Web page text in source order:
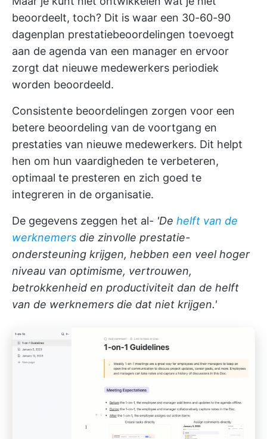
beoordeelt, toch? Dit is waar een 30-60-90
dagenplan prestatiebeoordelingen toevoegt
aan de agenda van een manager en ervoor
zorgt dat nieuwe medewerkers periodiek
worden beoordeeld.
Consistente beoordelingen zorgen voor een
betere beoordeling van de voortgang en
prestaties van nieuwe medewerkers. Dit helpt
hen om hun vaardigheden te verbeteren,
optimaal te presteren en zich goed te
integreren in de organisatie.
De gegevens zeggen het al- 'De helft van de
werknemers die zinvolle prestatie-
ondersteuning krijgen, hebben een veel hoger
niveau van optimisme, vertrouwen,
betrokkenheid en productiviteit dan de helft
van de werknemers die dat niet krijgen.'